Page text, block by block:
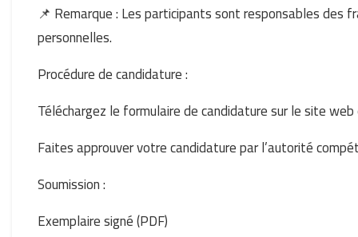
📌 Remarque : Les participants sont responsables des
personnelles.
Procédure de candidature :
Téléchargez le formulaire de candidature sur le site
Faites approuver votre candidature par l’autorité
Soumission :
Exemplaire signé (PDF)